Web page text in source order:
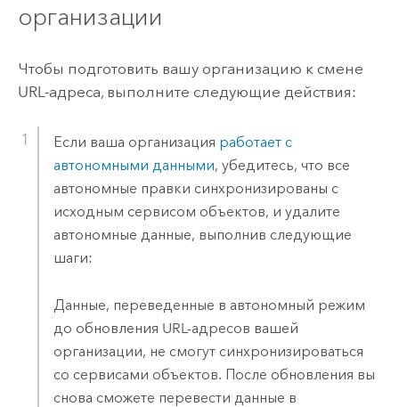
организации
Чтобы подготовить вашу организацию к смене
URL-адреса, выполните следующие действия:
Если ваша организация работает с
автономными данными, убедитесь, что все
автономные правки синхронизированы с
исходным сервисом объектов, и удалите
автономные данные, выполнив следующие
шаги:
Данные, переведенные в автономный режим
до обновления URL-адресов вашей
организации, не смогут синхронизироваться
со сервисами объектов. После обновления вы
снова сможете перевести данные в